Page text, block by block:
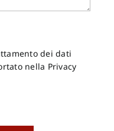
dei dati
nella Privacy